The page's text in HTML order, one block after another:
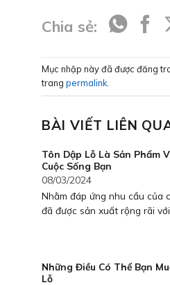
Chia sẻ:
Mục nhập này đã được đăng
trang permalink.
BÀI VIẾT LIÊN
Tôn Dập Lỗ Là Sản Phẩm
Cuộc Sống Bạn
08/03/2024
Nhằm đáp ứng nhu cầu của
đã được sản xuất rộng rãi với
Những Điều Có Thể Bạn
Lỗ